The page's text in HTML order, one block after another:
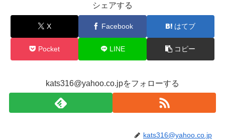
シェアする
X Facebook はてブ
Pocket LINE コピー
kats316@yahoo.co.jpをフォローする
kats316@yahoo.co.jp